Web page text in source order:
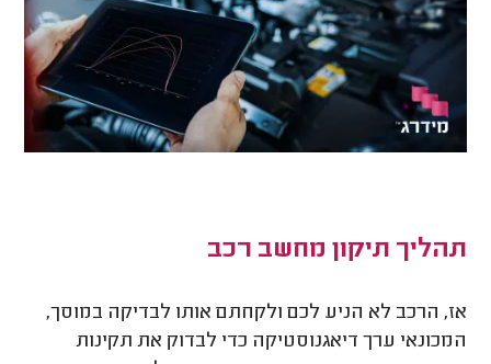
תהליך תיקון מחשב רכב
אז, הרכב לא הניע לכם ולקחתם אותו לבדיקה במוסך,
המכונאי ערך דיאגנוסטיקה כדי לבדוק את תקינות